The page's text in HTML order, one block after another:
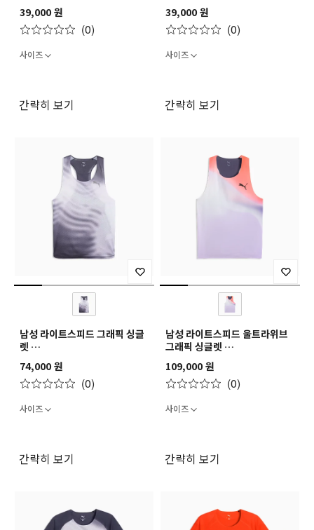
39,000 원
(0)
사이즈
간략히 보기
39,000 원
(0)
사이즈
간략히 보기
남성 라이트스피드 그래픽 싱글
렛
M LIGHTSPEED GRAPHIC
SINGLET
74,000 원
(0)
사이즈
간략히 보기
남성 라이트스피드 울트라위브
그래픽 싱글렛
M LIGHTSPEED
ULTRAWEAVE GRAPHIC
SINGLET
109,000 원
(0)
사이즈
간략히 보기